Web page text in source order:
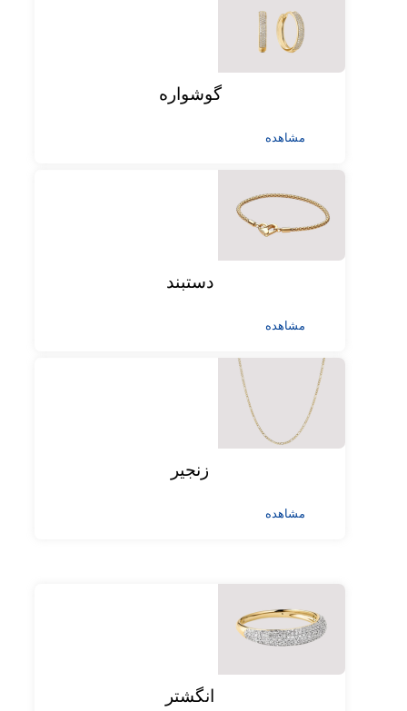
گوشواره
مشاهده
دستبند
مشاهده
زنجیر
مشاهده
انگشتر